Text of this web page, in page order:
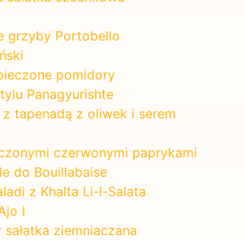
grzyby Portobello
pomidory
Panagyurishte
tapenadą z oliwek i serem
czerwonymi paprykami
do Bouillabaise
z Khalta Li-l-Salata
I
sałatka ziemniaczana